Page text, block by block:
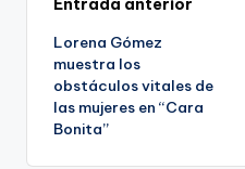
Navegación
de
entradas
Entrada anterior
Lorena Gómez
muestra los
obstáculos vitales de
las mujeres en “Cara
Bonita”